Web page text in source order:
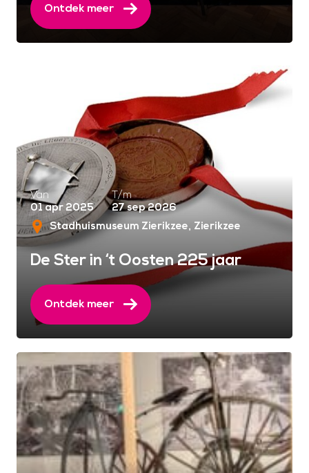
Ontdek meer
Van
01 apr 2025
T/m
27 sep 2026
Stadhuismuseum Zierikzee Zierikzee
De Ster in ‘t Oosten 225 jaar
Ontdek meer